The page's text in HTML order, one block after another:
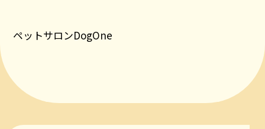
ペットサロンDogOne